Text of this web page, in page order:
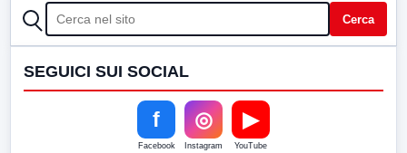
CERCA Cerca
SEGUICI SUI SOCIAL
f
Facebook
◎
Instagram
▶
YouTube